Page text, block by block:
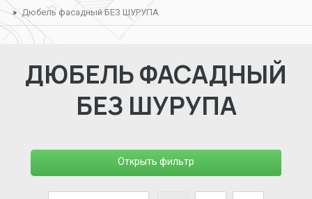
Дюбель фасадный БЕЗ ШУРУПА
ДЮБЕЛЬ ФАСАДНЫЙ
БЕЗ ШУРУПА
Открыть фильтр